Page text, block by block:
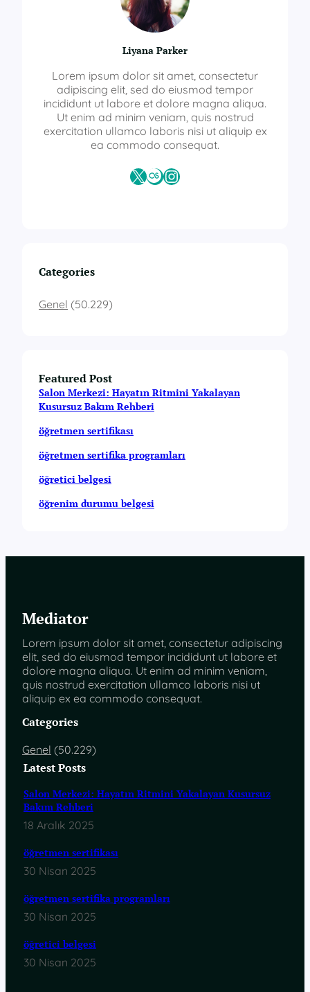
Liyana Parker
Lorem ipsum dolor sit amet, consectetur
adipiscing elit, sed do eiusmod tempor
incididunt ut labore et dolore magna aliqua.
Ut enim ad minim veniam, quis nostrud
exercitation ullamco laboris nisi ut aliquip ex
ea commodo consequat.
X Last.fmInstagram
Categories
Genel (50.229)
Featured Post
Salon Merkezi: Hayatın Ritmini Yakalayan
Kusursuz Bakım Rehberi
öğretmen sertifikası
öğretmen sertifika programları
öğretici belgesi
öğrenim durumu belgesi
Mediator
Lorem ipsum dolor sit amet, consectetur adipiscing
elit, sed do eiusmod tempor incididunt ut labore et
dolore magna aliqua. Ut enim ad minim veniam,
quis nostrud exercitation ullamco laboris nisi ut
aliquip ex ea commodo consequat.
Categories
Genel (50.229)
Latest Posts
Salon Merkezi: Hayatın Ritmini Yakalayan Kusursuz
Bakım Rehberi
18 Aralık 2025
öğretmen sertifikası
30 Nisan 2025
öğretmen sertifika programları
30 Nisan 2025
öğretici belgesi
30 Nisan 2025